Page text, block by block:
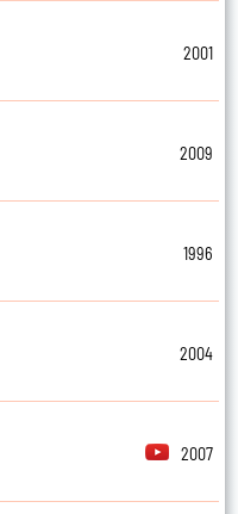
2001
2009
1996
2004
2007